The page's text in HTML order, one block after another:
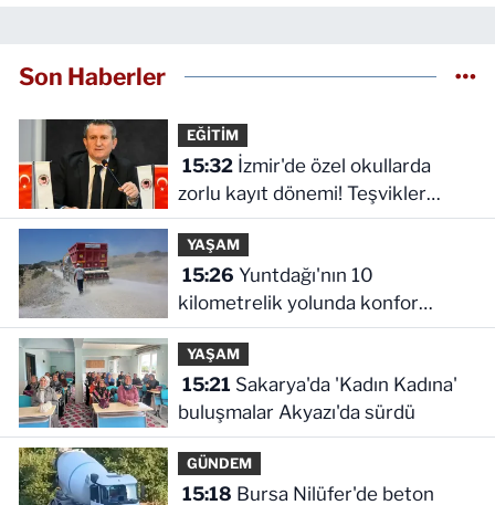
Son Haberler
EĞİTİM
15:32İzmir'de özel okullarda
zorlu kayıt dönemi! Teşvikler
kalktı, veli devlet okuluna yöneldi
YAŞAM
15:26
kilometrelik yolunda konfor
çalışması
YAŞAM
15:21
buluşmalar Akyazı'da sürdü
GÜNDEM
15:18